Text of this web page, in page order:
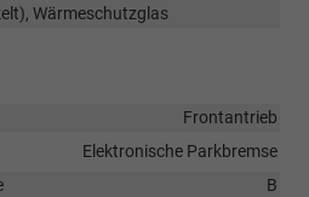
Wärmeschutzglas
Frontantrieb
Elektronische Parkbremse
B